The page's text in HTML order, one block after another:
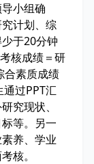
小组确
计划、综
于20分钟
核成绩＝研
合素质成绩
通过PPT汇
究现状、
等。另一
养、学业
核。